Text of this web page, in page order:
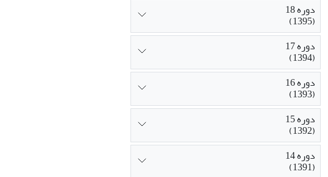
دوره 18
(1395)
دوره 17
(1394)
دوره 16
(1393)
دوره 15
(1392)
دوره 14
(1391)